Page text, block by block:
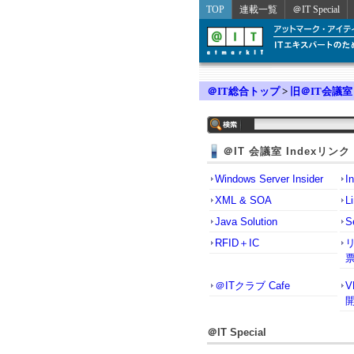
TOP 連載一覧 ＠IT Special
＠IT総合トップ> 旧＠IT会議室
＠IT 会議室 Indexリンク
Windows Server Insider
XML & SOA
Java Solution
RFID＋IC
＠ITクラブ Cafe
＠IT Special